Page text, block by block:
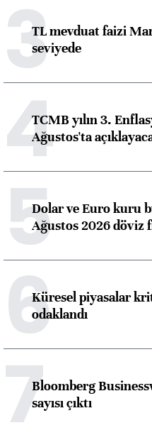
3TL mevduat faizi
seviyede
4TCMB yılın 3.
Ağustos'ta
5Dolar ve Euro kuru
Ağustos 2026 döviz
6Küresel piyasalar
odaklandı
7Bloomberg
sayısı çıktı